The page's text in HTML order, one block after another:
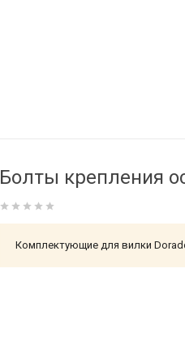
Болты крепления
Комплектующие для вилки